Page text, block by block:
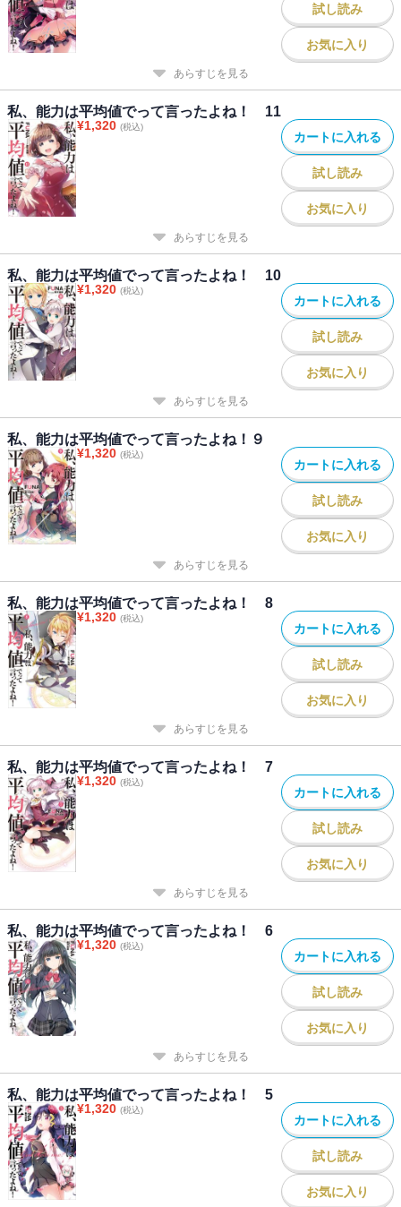
試し読み
お気に入り
あらすじを見る
私、能力は平均値でって言ったよね！ 11
¥1,320 (税込)
カートに入れる
試し読み
お気に入り
あらすじを見る
私、能力は平均値でって言ったよね！ 10
¥1,320 (税込)
カートに入れる
試し読み
お気に入り
あらすじを見る
私、能力は平均値でって言ったよね！９
¥1,320 (税込)
カートに入れる
試し読み
お気に入り
あらすじを見る
私、能力は平均値でって言ったよね！ 8
¥1,320 (税込)
カートに入れる
試し読み
お気に入り
あらすじを見る
私、能力は平均値でって言ったよね！ 7
¥1,320 (税込)
カートに入れる
試し読み
お気に入り
あらすじを見る
私、能力は平均値でって言ったよね！ 6
¥1,320 (税込)
カートに入れる
試し読み
お気に入り
あらすじを見る
私、能力は平均値でって言ったよね！ 5
¥1,320 (税込)
カートに入れる
試し読み
お気に入り